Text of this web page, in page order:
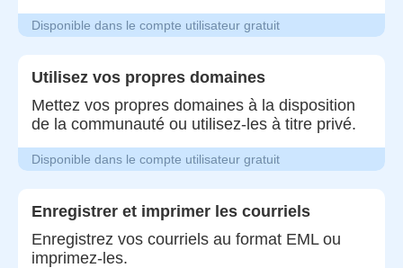
Disponible dans le compte utilisateur gratuit
Utilisez vos propres domaines
Mettez vos propres domaines à la disposition
de la communauté ou utilisez-les à titre privé.
Disponible dans le compte utilisateur gratuit
Enregistrer et imprimer les courriels
Enregistrez vos courriels au format EML ou
imprimez-les.